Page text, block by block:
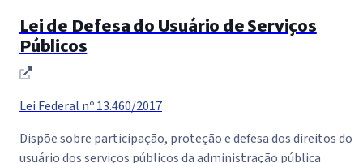
Lei de Defesa do Usuário de Serviços
Públicos
(abre em nova janela)
Lei Federal nº 13.460/2017
Dispõe sobre participação, proteção e defesa dos direitos do
usuário dos serviços públicos da administração pública